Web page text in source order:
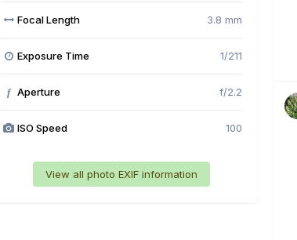
Focal Length 3.8 mm
Exposure Time 1/211
f Aperture f/2.2
ISO Speed 100
View all photo EXIF information